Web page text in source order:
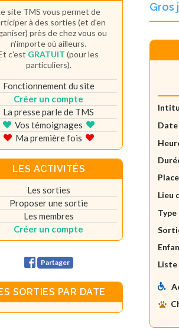
Gros
Date
Lieu
Liste
site TMS vous permet de
à des sorties (et d'en
près de chez vous ou
n'importe où ailleurs.
c'est GRATUIT (pour les
particuliers).
Fonctionnement du site
Créer un compte
La presse parle de TMS
Vos témoignages
Ma première fois
LES ACTIVITÉS
Les sorties
Proposer une sortie
Les membres
Créer un compte
Partager
SORTIES PAR DATE